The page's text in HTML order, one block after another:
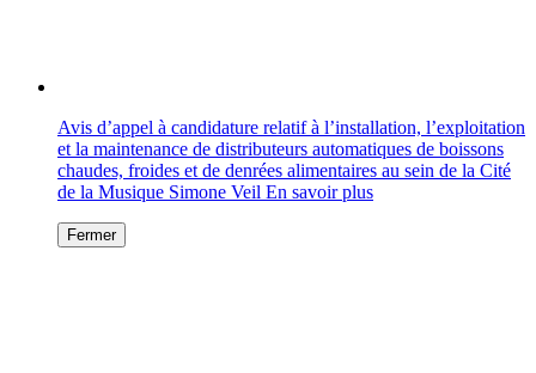
Avis d’appel à candidature relatif à l’installation, l’exploitation
et la maintenance de distributeurs automatiques de boissons
chaudes, froides et de denrées alimentaires au sein de la Cité
de la Musique Simone Veil En savoir plus
Fermer